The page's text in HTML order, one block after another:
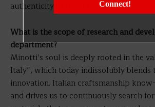
authenticity of design.
What is the scope of research and
department?
Minotti’s soul is deeply rooted in the
Italy”, which today indissolubly blends
innovation. Italian craftsmanship
and drives us to continuously search
Connect!